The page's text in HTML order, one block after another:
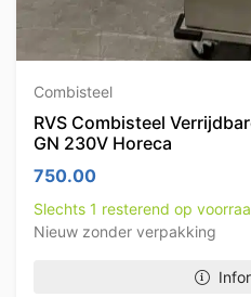
Combisteel
RVS Combisteel
GN 230V Horeca
750.00
Slechts 1 resterend op
Nieuw zonder verpakking